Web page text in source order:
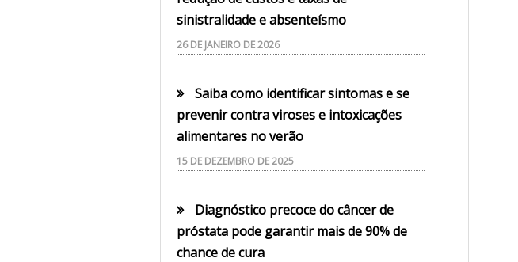
sinistralidade e absenteísmo
26 DE JANEIRO DE 2026
Saiba como identificar sintomas e se
prevenir contra viroses e intoxicações
alimentares no verão
15 DE DEZEMBRO DE 2025
Diagnóstico precoce do câncer de
próstata pode garantir mais de 90% de
chance de cura